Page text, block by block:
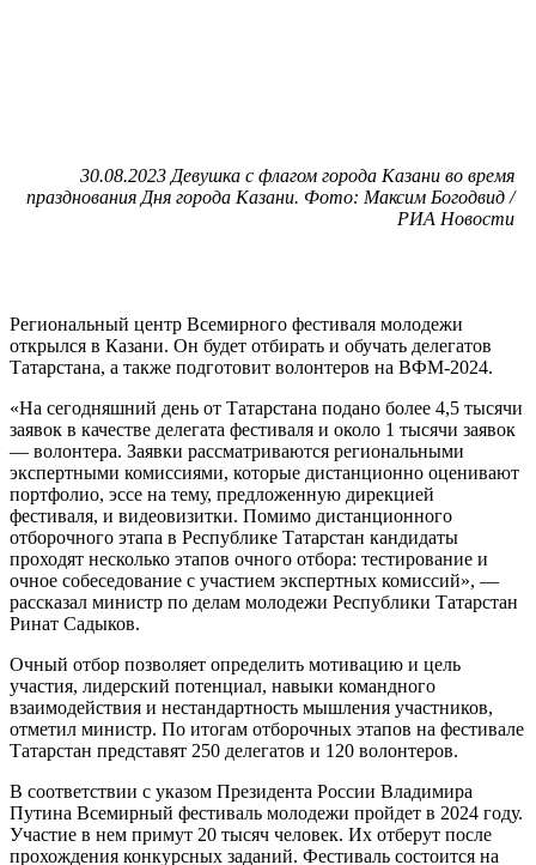
30.08.2023 Девушка с флагом города Казани во время
празднования Дня города Казани. Фото: Максим Богодвид /
РИА Новости
Региональный центр Всемирного фестиваля молодежи
открылся в Казани. Он будет отбирать и обучать делегатов
Татарстана, а также подготовит волонтеров на ВФМ-2024.
«На сегодняшний день от Татарстана подано более 4,5 тысячи
заявок в качестве делегата фестиваля и около 1 тысячи заявок
— волонтера. Заявки рассматриваются региональными
экспертными комиссиями, которые дистанционно оценивают
портфолио, эссе на тему, предложенную дирекцией
фестиваля, и видеовизитки. Помимо дистанционного
отборочного этапа в Республике Татарстан кандидаты
проходят несколько этапов очного отбора: тестирование и
очное собеседование с участием экспертных комиссий», —
рассказал министр по делам молодежи Республики Татарстан
Ринат Садыков.
Очный отбор позволяет определить мотивацию и цель
участия, лидерский потенциал, навыки командного
взаимодействия и нестандартность мышления участников,
отметил министр. По итогам отборочных этапов на фестивале
Татарстан представят 250 делегатов и 120 волонтеров.
В соответствии с указом Президента России Владимира
Путина Всемирный фестиваль молодежи пройдет в 2024 году.
Участие в нем примут 20 тысяч человек. Их отберут после
прохождения конкурсных заданий. Фестиваль состоится на